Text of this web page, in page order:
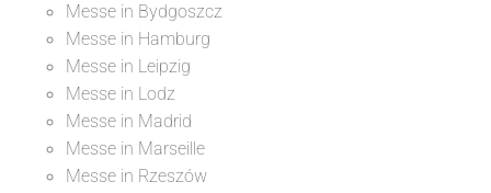
Messe in Bydgoszcz
Messe in Hamburg
Messe in Leipzig
Messe in Lodz
Messe in Madrid
Messe in Marseille
Messe in Rzeszów